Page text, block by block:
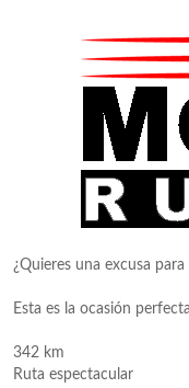
¿Quieres una excusa
Esta es la ocasión
342 km
Ruta espectacular